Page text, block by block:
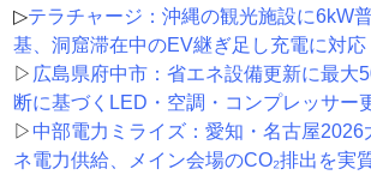
▷テラチャージ：沖縄の観光施設に6kW
基、洞窟滞在中のEV継ぎ足し充電に対応
▷ 広島県府中市：省エネ設備更新に最大
断に基づくLED・空調・コンプレッサー
▷ 中部電力ミライズ：愛知・名古屋2026
ネ電力供給、メイン会場のCO₂排出を実